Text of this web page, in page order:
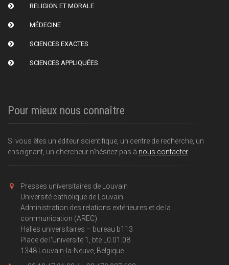
RELIGION ET MORALE
MÉDECINE
SCIENCES EXACTES
SCIENCES APPLIQUÉES
Pour mieux nous connaître
Si vous êtes un éditeur scientifique, un centre de recherche, un
enseignant, un chercheur n'hésitez pas à nous contacter
Presses universitaires de Louvain
Université catholique de Louvain
Administration des relations extérieures et de la
communication (AREC)
Halles universitaires – bureau b113
Place de l'Université 1, bte L0.01.08
1348 Louvain-la-Neuve, Belgique